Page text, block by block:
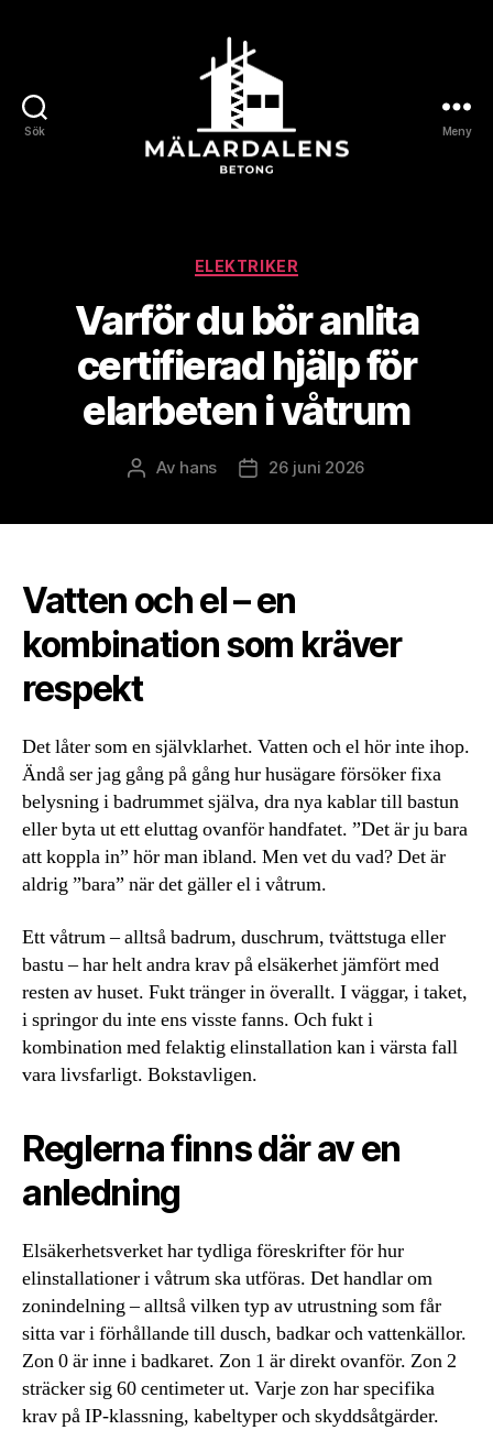
Sök Meny
Kategorier
ELEKTRIKER
Varför du bör anlita
certifierad hjälp för
elarbeten i våtrum
Inläggsförfattare
Av hans Inläggsdatum
26 juni 2026
Vatten och el – en
kombination som kräver
respekt
Det låter som en självklarhet. Vatten och el hör inte ihop.
Ändå ser jag gång på gång hur husägare försöker fixa
belysning i badrummet själva, dra nya kablar till bastun
eller byta ut ett eluttag ovanför handfatet. ”Det är ju bara
att koppla in” hör man ibland. Men vet du vad? Det är
aldrig ”bara” när det gäller el i våtrum.
Ett våtrum – alltså badrum, duschrum, tvättstuga eller
bastu – har helt andra krav på elsäkerhet jämfört med
resten av huset. Fukt tränger in överallt. I väggar, i taket,
i springor du inte ens visste fanns. Och fukt i
kombination med felaktig elinstallation kan i värsta fall
vara livsfarligt. Bokstavligen.
Reglerna finns där av en
anledning
Elsäkerhetsverket har tydliga föreskrifter för hur
elinstallationer i våtrum ska utföras. Det handlar om
zonindelning – alltså vilken typ av utrustning som får
sitta var i förhållande till dusch, badkar och vattenkällor.
Zon 0 är inne i badkaret. Zon 1 är direkt ovanför. Zon 2
sträcker sig 60 centimeter ut. Varje zon har specifika
krav på IP-klassning, kabeltyper och skyddsåtgärder.